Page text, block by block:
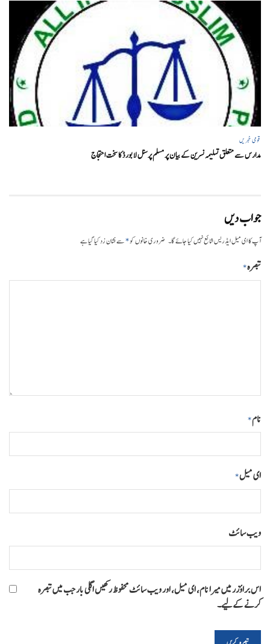
قومی خبریں
مدارس سے متعلق تسلیمہ نسرین کے بیان پر مسلم پرسنل لا بورڈ کا سخت احتجاج
جواب دیں
آپ کا ای میل ایڈریس شائع نہیں کیا جائے گا۔ ضروری خانوں کو*سے نشان زد کیا گیا ہے
تبصرہ*
نام*
ای میل*
ویب‌ سائٹ
اس براؤزر میں میرا نام، ای میل، اور ویب سائٹ محفوظ رکھیں اگلی بار جب میں تبصرہ
کرنے کےلیے۔